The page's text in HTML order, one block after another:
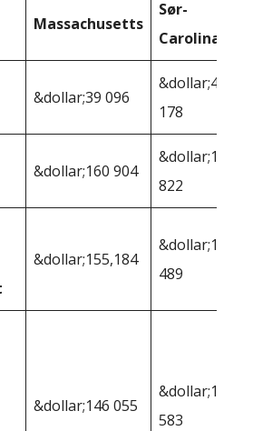
Massachusetts
Sør-
Carolina
&dollar;39 096
&dollar;41
178
&dollar;160 904
&dollar;158
822
&dollar;155,184
&dollar;157
489
&dollar;146 055
&dollar;146
583